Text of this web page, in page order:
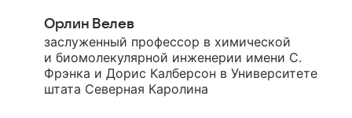
Орлин Велев
заслуженный профессор в химической
и биомолекулярной инженерии имени С.
Фрэнка и Дорис Калберсон в Университете
штата Северная Каролина